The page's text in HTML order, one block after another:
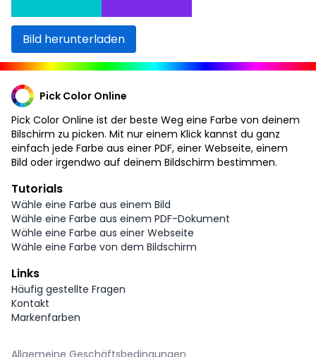
Bild herunterladen
Pick Color Online
Pick Color Online ist der beste Weg eine Farbe von deinem
Bilschirm zu picken. Mit nur einem Klick kannst du ganz
einfach jede Farbe aus einer PDF, einer Webseite, einem
Bild oder irgendwo auf deinem Bildschirm bestimmen.
Tutorials
Wähle eine Farbe aus einem Bild
Wähle eine Farbe aus einem PDF-Dokument
Wähle eine Farbe aus einer Webseite
Wähle eine Farbe von dem Bildschirm
Links
Häufig gestellte Fragen
Kontakt
Markenfarben
Allgemeine Geschäftsbedingungen